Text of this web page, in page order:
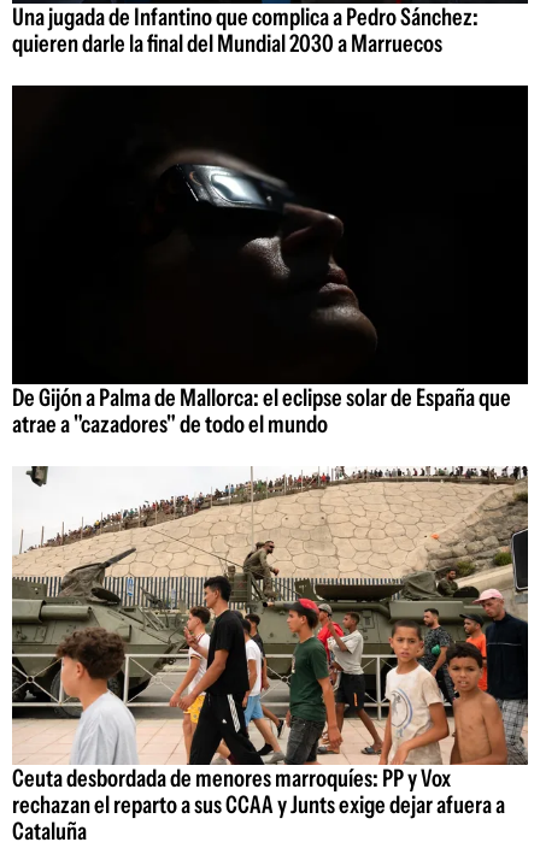
Una jugada de Infantino que complica a Pedro Sánchez:
quieren darle la final del Mundial 2030 a Marruecos
De Gijón a Palma de Mallorca: el eclipse solar de España que
atrae a "cazadores" de todo el mundo
Ceuta desbordada de menores marroquíes: PP y Vox
rechazan el reparto a sus CCAA y Junts exige dejar afuera a
Cataluña